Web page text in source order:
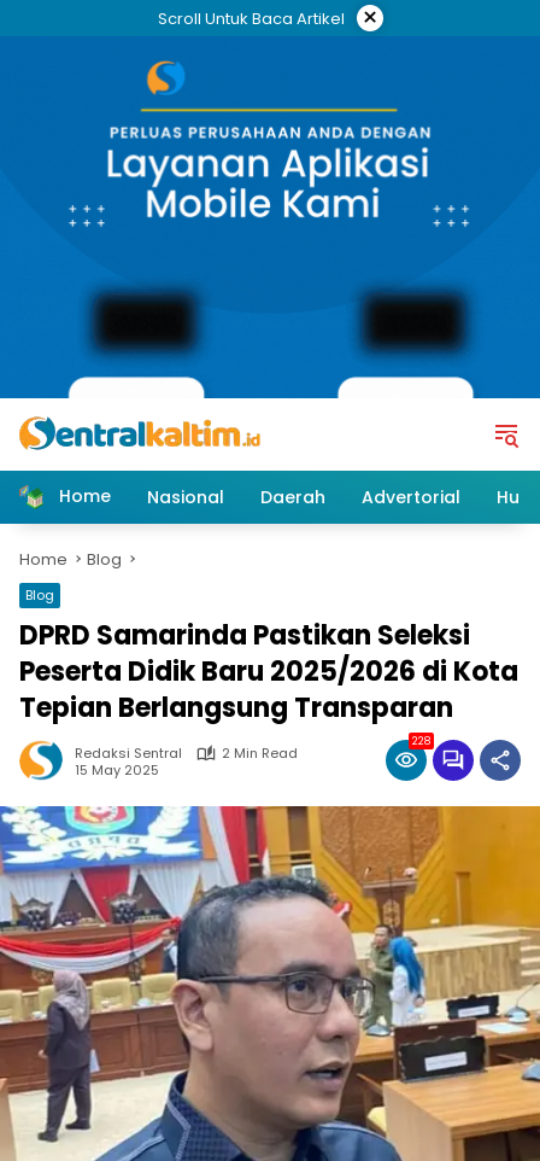
Scroll Untuk Baca Artikel ×
Home Nasional Daerah Advertorial
Home Blog
Blog
DPRD Samarinda Pastikan Seleksi
Peserta Didik Baru 2025/2026 di Kota
Tepian Berlangsung Transparan
Redaksi Sentral
2 Min Read
15 May 2025
228